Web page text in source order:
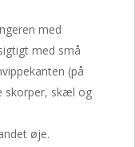
med
med små
(på
skorper, skæl og
øje.